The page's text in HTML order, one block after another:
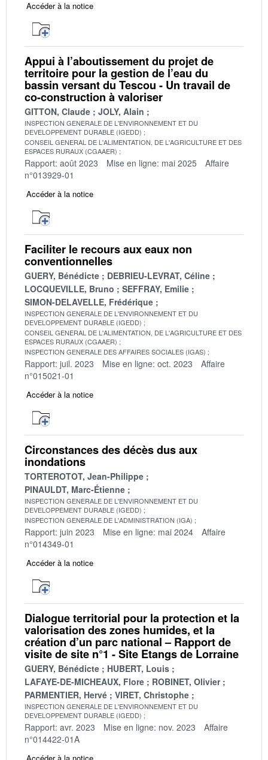
Accéder à la notice
Appui à l’aboutissement du projet de
territoire pour la gestion de l’eau du
bassin versant du Tescou - Un travail de
co-construction à valoriser
GITTON, Claude JOLY, Alain
INSPECTION GENERALE DE L'ENVIRONNEMENT ET DU
DEVELOPPEMENT DURABLE (IGEDD)
CONSEIL GENERAL DE L'ALIMENTATION, DE L'AGRICULTURE ET DES
ESPACES RURAUX (CGAAER)
Rapport: août 2023 Mise en ligne: mai 2025
Affaire
n°013929-01
Accéder à la notice
Faciliter le recours aux eaux non
conventionnelles
GUERY, Bénédicte
DEBRIEU-LEVRAT, Céline
LOCQUEVILLE, Bruno
SEFFRAY, Emilie
SIMON-DELAVELLE, Frédérique
INSPECTION GENERALE DE L'ENVIRONNEMENT ET DU
DEVELOPPEMENT DURABLE (IGEDD)
CONSEIL GENERAL DE L'ALIMENTATION, DE L'AGRICULTURE ET DES
ESPACES RURAUX (CGAAER)
INSPECTION GENERALE DES AFFAIRES SOCIALES (IGAS)
Rapport: juil. 2023 Mise en ligne: oct. 2023
Affaire
n°015021-01
Accéder à la notice
Circonstances des décès dus aux
inondations
TORTEROTOT, Jean-Philippe
PINAULDT, Marc-Étienne
INSPECTION GENERALE DE L'ENVIRONNEMENT ET DU
DEVELOPPEMENT DURABLE (IGEDD)
INSPECTION GENERALE DE L'ADMINISTRATION (IGA)
Rapport: juin 2023 Mise en ligne: mai 2024
Affaire
n°014349-01
Accéder à la notice
Dialogue territorial pour la protection et la
valorisation des zones humides, et la
création d’un parc national – Rapport de
visite de site n°1 - Site Etangs de Lorraine
GUERY, Bénédicte
HUBERT, Louis
LAFAYE-DE-MICHEAUX, Flore
ROBINET, Olivier
PARMENTIER, Hervé
VIRET, Christophe
INSPECTION GENERALE DE L'ENVIRONNEMENT ET DU
DEVELOPPEMENT DURABLE (IGEDD)
Rapport: avr. 2023 Mise en ligne: nov. 2023
Affaire
n°014422-01A